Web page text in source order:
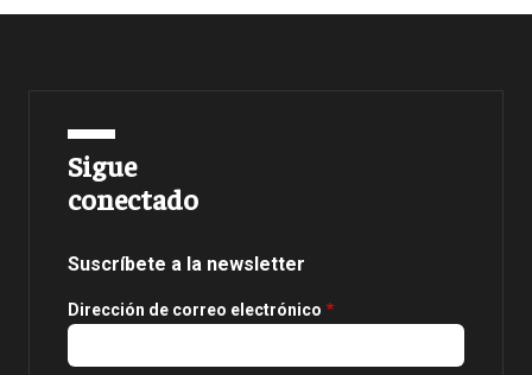
Sigue
conectado
Suscríbete a la newsletter
Dirección de correo electrónico